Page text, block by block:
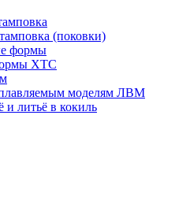
(поковки)
формы
ХТС
моделям ЛВМ
и литьё в кокиль